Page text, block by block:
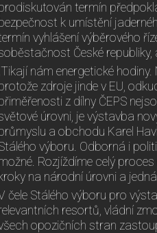
termín
k umístění
vyhlášení výběrového
České
nám energetické
zdroje jinde v EU,
z dílny ČEPS
úrovni, je výstavba
a obchodu Karel
výboru. Odborná i
Rozjíždíme celý
na národní úrovni a
čele Stálého výboru pro
resortů, vládní
opozičních stran